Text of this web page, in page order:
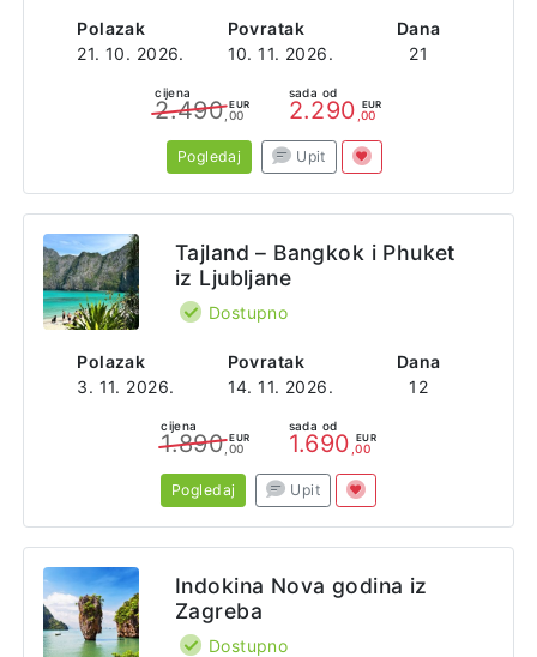
Polazak
21. 10. 2026.
Povratak
10. 11. 2026.
Dana
21
cijena
2.490 EUR
,00
sada od
2.290 EUR
,00
Pogledaj Upit
Polazak
3. 11. 2026.
Povratak
14. 11. 2026.
Dana
12
Tajland – Bangkok i Phuket
iz Ljubljane
Dostupno
cijena
1.890 EUR
,00
sada od
1.690 EUR
,00
Pogledaj Upit
Indokina Nova godina iz
Zagreba
Dostupno